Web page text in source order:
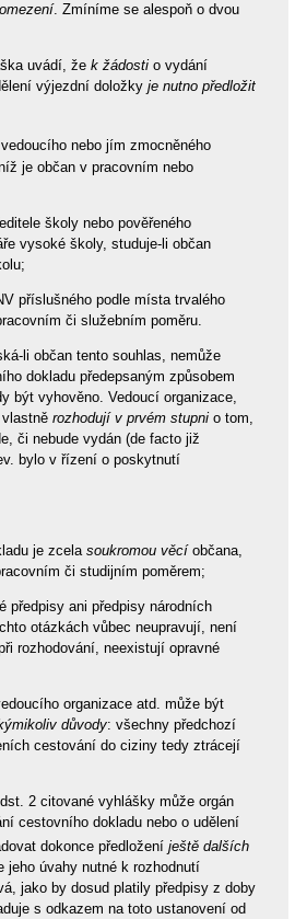
. Zmíníme se alespoň o dvou
uvádí, že k žádostio vydání
výjezdní doložky je nutno předložit
nebo jím zmocněného
je občan v pracovním nebo
školy nebo pověřeného
vysoké školy, studuje-li občan
příslušného podle místa trvalého
či služebním poměru.
li občan tento souhlas, nemůže
dokladu předepsaným způsobem
být vyhověno. Vedoucí organizace,
rozhodují v prvém stupnio tom,
či nebude vydán (de facto již
bylo v řízení o poskytnutí
je zcela soukromou věcíobčana,
či studijním poměrem;
předpisy ani předpisy národních
otázkách vůbec neupravují, není
rozhodování, neexistují opravné
organizace atd. může být
důvody: všechny předchozí
cestování do ciziny tedy ztrácejí
2 citované vyhlášky může orgán
cestovního dokladu nebo o udělení
dokonce předložení ještě dalších
jeho úvahy nutné k rozhodnutí
jako by dosud platily předpisy z doby
s odkazem na toto ustanovení od